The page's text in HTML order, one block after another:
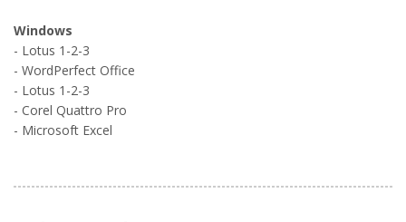
Windows
- Lotus 1-2-3
- WordPerfect Office
- Lotus 1-2-3
- Corel Quattro Pro
- Microsoft Excel